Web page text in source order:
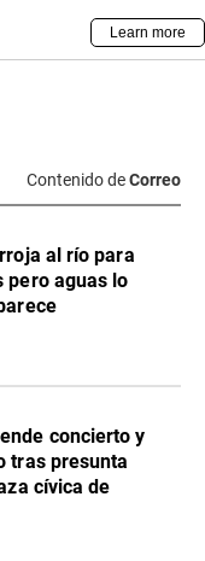
Contenido deCorreo
al río para
pero aguas lo
concierto y
tras presunta
cívica de